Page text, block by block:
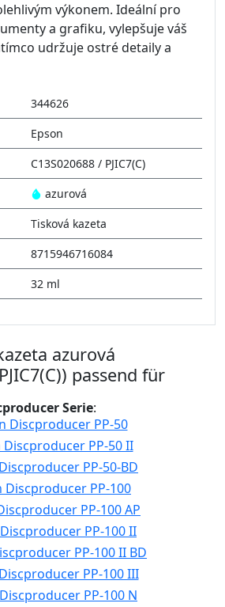
výkonem. Ideální pro
a grafiku, vylepšuje váš
udržuje ostré detaily a
344626
Epson
C13S020688 / PJIC7(C)
azurová
Tisková kazeta
8715946716084
32 ml
azurová
passend für
Serie:
Discproducer PP-50
Discproducer PP-50 II
PP-50-BD
Discproducer PP-100
PP-100 AP
PP-100 II
PP-100 II BD
PP-100 III
PP-100 N